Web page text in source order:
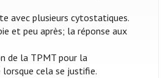
avec plusieurs cytostatiques.
et peu après; la réponse aux
de la TPMT pour la
cela se justifie.